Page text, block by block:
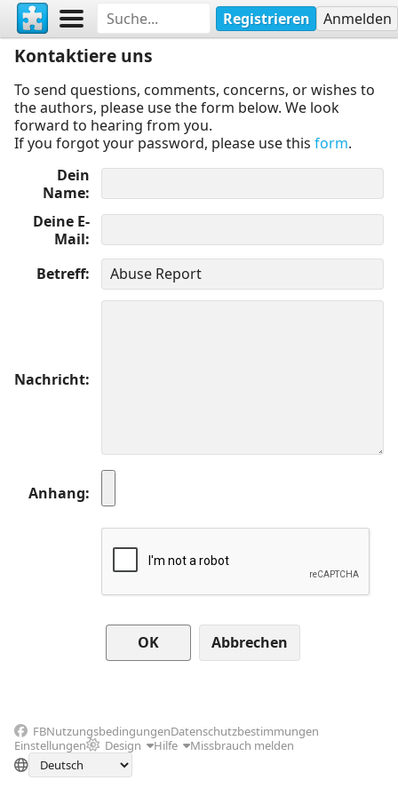
Registrieren Anmelden
Kontaktiere uns
To send questions, comments, concerns, or wishes to
the authors, please use the form below. We look
forward to hearing from you.
If you forgot your password, please use this form.
Dein
Name
Deine E-
Mail
Betreff
Nachricht
Anhang
Abbrechen
FBNutzungsbedingungenDatenschutzbestimmungen
Einstellungen
Design Hilfe Missbrauch melden